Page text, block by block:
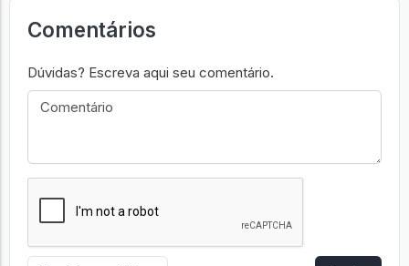
Comentários
Dúvidas? Escreva aqui seu comentário.